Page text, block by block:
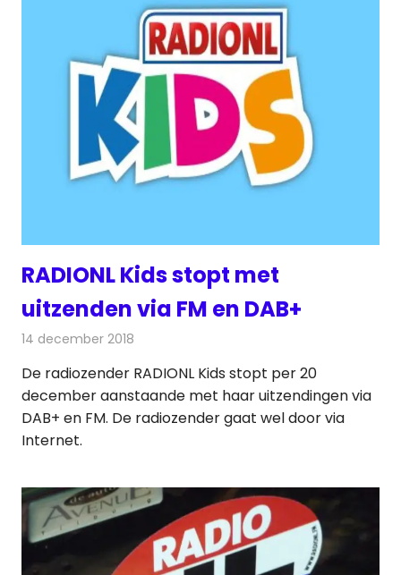
RADIONL Kids stopt met
uitzenden via FM en DAB+
14 december 2018
De radiozender RADIONL Kids stopt per 20
december aanstaande met haar uitzendingen via
DAB+ en FM. De radiozender gaat wel door via
Internet.